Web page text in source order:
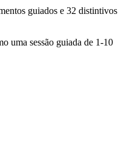
guiados e 32 distintivos
uma sessão guiada de 1-10